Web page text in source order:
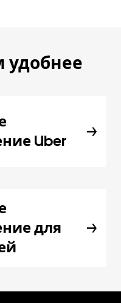
удобнее
Uber
для